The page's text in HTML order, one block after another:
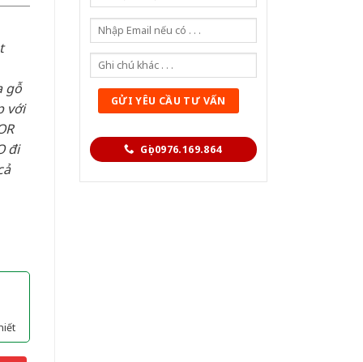
Gọi 0976.169.864
gỗ
với
đi